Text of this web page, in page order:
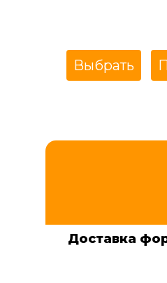
Выбрать
Доставка